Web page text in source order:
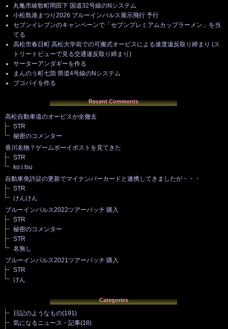
丸亀市綾歌町岡田下 国道32号線のNシステム
小松島港まつり2026 ブルーインパルス展示飛行 予行
セブンイレブンのキャンペーンで「セブンプレミアムカップラーメン」を当
てる
高松市春日町 高松大学前での可搬式オービスによる速度違反取り締まり (ス
トリートビューで見る交通違反取り締まり)
サーターアンダギーを作る
まんのう町七箇 県道4号線のNシステム
ブコパイを作る
Recent Comments
高松自動車道のオービスが全撤去
STR
秘密のコメンター
香川名物？ゲームボーイポストを見てきた
STR
ko.i.tsu
自動車免許証の更新でマイナンバーカードと連携してきましたが・・・
STR
けんけん
ブルーインパルス2022ツアーパッチ 購入
STR
秘密のコメンター
STR
名無し
ブルーインパルス2021ツアーパッチ 購入
STR
けん
Categories
日記のようなもの(191)
気になるニュース・記事(18)